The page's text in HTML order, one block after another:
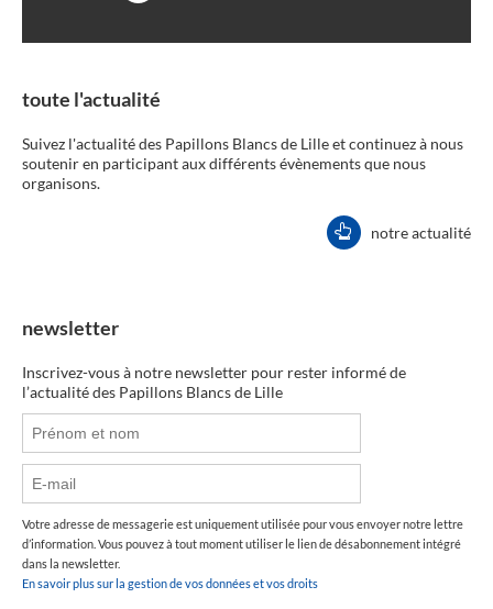
toute l'actualité
Suivez l'actualité des Papillons Blancs de Lille et continuez à nous
soutenir en participant aux différents évènements que nous
organisons.
notre actualité
newsletter
Inscrivez-vous à notre newsletter pour rester informé de
l’actualité des Papillons Blancs de Lille
Votre adresse de messagerie est uniquement utilisée pour vous envoyer notre lettre
d’information. Vous pouvez à tout moment utiliser le lien de désabonnement intégré
dans la newsletter.
En savoir plus sur la gestion de vos données et vos droits